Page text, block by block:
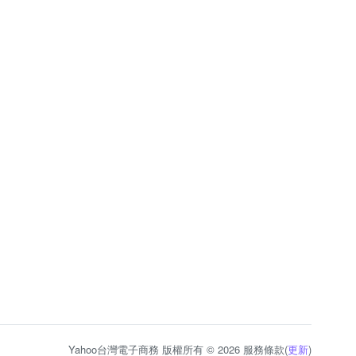
Yahoo台灣電子商務 版權所有 © 2026 服務條款(更新)